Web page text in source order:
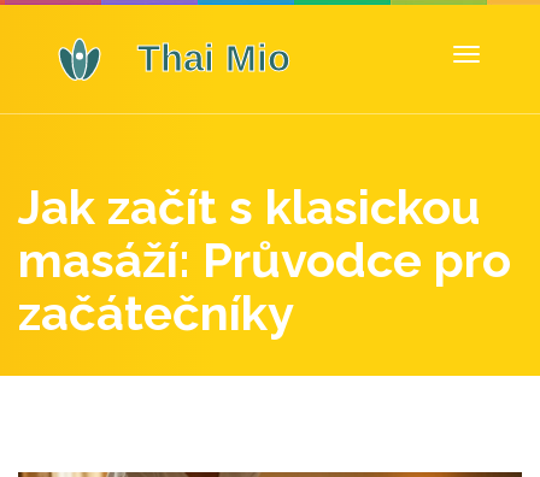
Zobrazit
Jak začít s klasickou
masáží: Průvodce pro
začátečníky